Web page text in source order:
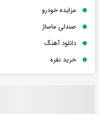
مزایده خودرو
صندلی ماساژ
دانلود آهنگ
خرید نقره